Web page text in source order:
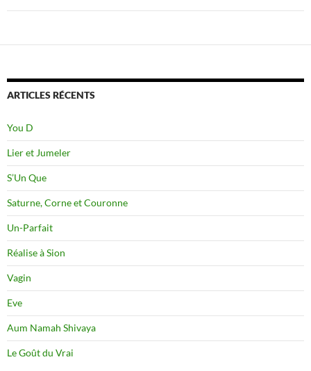
ARTICLES RÉCENTS
You D
Lier et Jumeler
S’Un Que
Saturne, Corne et Couronne
Un-Parfait
Réalise à Sion
Vagin
Eve
Aum Namah Shivaya
Le Goût du Vrai